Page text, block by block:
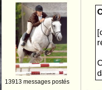
13913 messages postés